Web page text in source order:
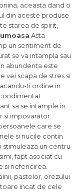
aceasta dand o
din aceste produse
starea de spirit,
Asta
un sentiment de
se va intampla sau
abundenta este
vei scapa de stres si
ti ordine in
sa se intample in
si impovarator.
care se
si nucile contin
stimuleaza un centru
fapt asociat cu
si nefericirea.
pastelor, orezului
incat de cele